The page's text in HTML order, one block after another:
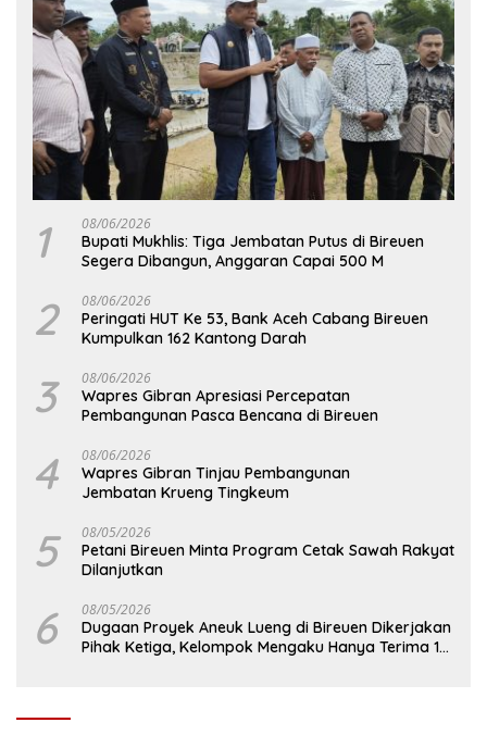
1 08/06/2026
Bupati Mukhlis: Tiga Jembatan Putus di Bireuen
Segera Dibangun, Anggaran Capai 500 M
2 08/06/2026
Peringati HUT Ke 53, Bank Aceh Cabang Bireuen
Kumpulkan 162 Kantong Darah
3 08/06/2026
Wapres Gibran Apresiasi Percepatan
Pembangunan Pasca Bencana di Bireuen
4 08/06/2026
Wapres Gibran Tinjau Pembangunan
Jembatan Krueng Tingkeum
5 08/05/2026
Petani Bireuen Minta Program Cetak Sawah Rakyat
Dilanjutkan
6 08/05/2026
Dugaan Proyek Aneuk Lueng di Bireuen Dikerjakan
Pihak Ketiga, Kelompok Mengaku Hanya Terima 10